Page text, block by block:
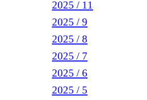
2025 / 11
2025 / 9
2025 / 8
2025 / 7
2025 / 6
2025 / 5